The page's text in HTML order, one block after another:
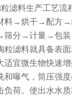
料生产工艺流
→烘干→配方→
分→计量→包
滤料就具备表面
适宜微生物快速
和曝气，筒压强
负荷。使出水水